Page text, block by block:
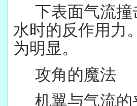
下表面气流
水时的反作用力
为明显。
攻角的魔法
机翼与气流